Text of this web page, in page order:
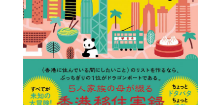
エッセイ・詩・ノンフィクション
趣味・カルチャー
生活・健康
論文・学術書・参考書